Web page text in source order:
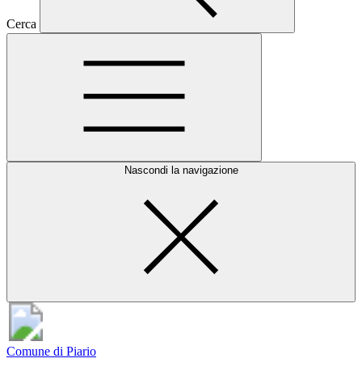
Cerca
Nascondi la navigazione
Comune di Piario